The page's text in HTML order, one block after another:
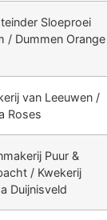
Sloeproei
/ Dummen Orange
van Leeuwen /
Roses
Puur &
/ Kwekerij
Duijnisveld